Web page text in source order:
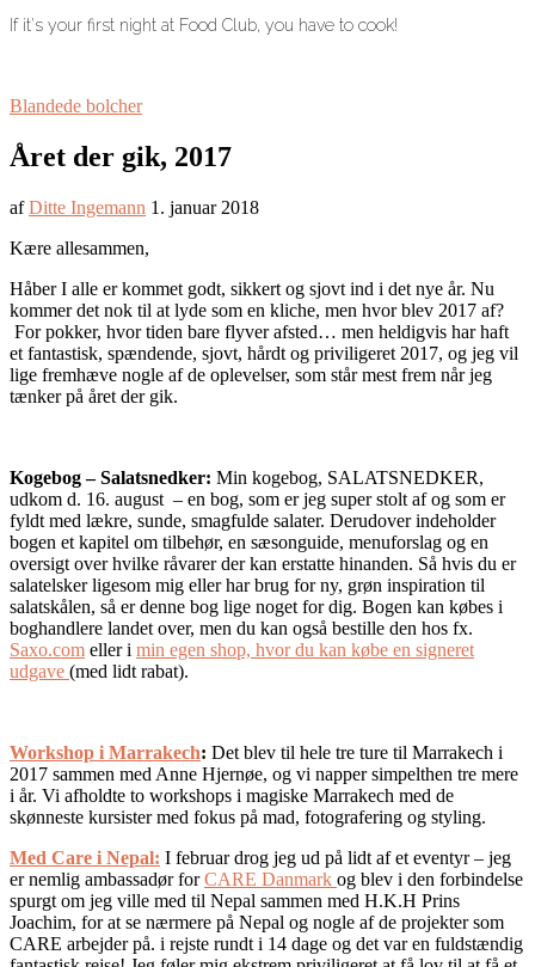
If it's your first night at Food Club, you have to cook!
Blandede bolcher
Året der gik, 2017
afDitte Ingemann 1. januar 2018
Kære allesammen,
Håber I alle er kommet godt, sikkert og sjovt ind i det nye år. Nu
kommer det nok til at lyde som en kliche, men hvor blev 2017 af?
For pokker, hvor tiden bare flyver afsted… men heldigvis har haft
et fantastisk, spændende, sjovt, hårdt og priviligeret 2017, og jeg vil
lige fremhæve nogle af de oplevelser, som står mest frem når jeg
tænker på året der gik.
Kogebog – Salatsnedker: Min kogebog, SALATSNEDKER,
udkom d. 16. august – en bog, som er jeg super stolt af og som er
fyldt med lækre, sunde, smagfulde salater. Derudover indeholder
bogen et kapitel om tilbehør, en sæsonguide, menuforslag og en
oversigt over hvilke råvarer der kan erstatte hinanden. Så hvis du er
salatelsker ligesom mig eller har brug for ny, grøn inspiration til
salatskålen, så er denne bog lige noget for dig. Bogen kan købes i
boghandlere landet over, men du kan også bestille den hos fx.
Saxo.com eller i min egen shop, hvor du kan købe en signeret
udgave (med lidt rabat).
Workshop i Marrakech: Det blev til hele tre ture til Marrakech i
2017 sammen med Anne Hjernøe, og vi napper simpelthen tre mere
i år. Vi afholdte to workshops i magiske Marrakech med de
skønneste kursister med fokus på mad, fotografering og styling.
Med Care i Nepal: I februar drog jeg ud på lidt af et eventyr – jeg
er nemlig ambassadør forCARE Danmark og blev i den forbindelse
spurgt om jeg ville med til Nepal sammen med H.K.H Prins
Joachim, for at se nærmere på Nepal og nogle af de projekter som
CARE arbejder på. i rejste rundt i 14 dage og det var en fuldstændig